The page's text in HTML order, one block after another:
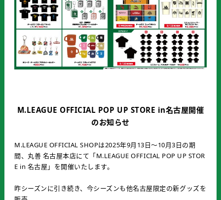
M.LEAGUE OFFICIAL POP UP STORE in名古屋開催
のお知らせ
M.LEAGUE OFFICIAL SHOPは2025年9月13日～10月3日の期
間、丸善 名古屋本店にて「M.LEAGUE OFFICIAL POP UP STOR
E in 名古屋」を開催いたします。
昨シーズンに引き続き、今シーズンも他名古屋限定の新グッズを